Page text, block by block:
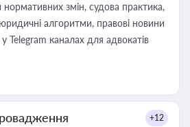
змін, судова практика,
алгоритми, правові новини
каналах для адвокатів
+12